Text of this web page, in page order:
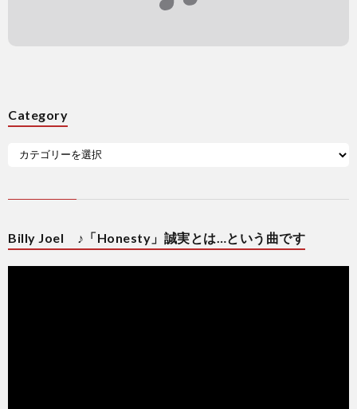
Category
Billy Joel ♪「Honesty」誠実とは…という曲です
動